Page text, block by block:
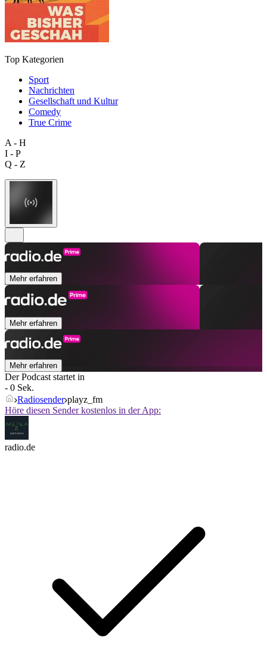
Top Kategorien
Sport
Nachrichten
Gesellschaft und Kultur
Comedy
True Crime
A - H
I - P
Q - Z
Mehr erfahren
Mehr erfahren
Mehr erfahren
Der Podcast startet in
- 0 Sek.
Radiosender playz_fm
Höre diesen Sender kostenlos in der App:
radio.de